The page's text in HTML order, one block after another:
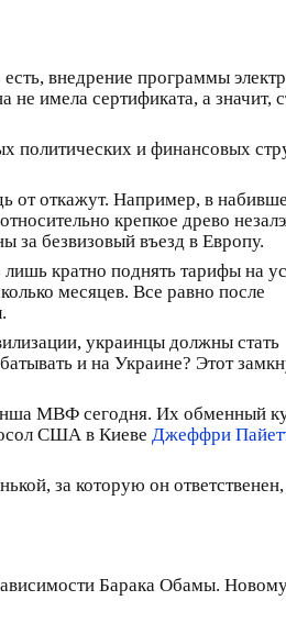
внедрение программы
имела сертификата, а значит,
политических и финансовых
от откажут. Например, в
крепкое древо
безвизовый въезд в Европу.
кратно поднять тарифы на
месяцев. Все равно после
украинцы должны стать
и на Украине? Этот
МВФ сегодня. Их обменный
США в Киеве Джеффри
за которую он ответственен,
Барака Обамы.